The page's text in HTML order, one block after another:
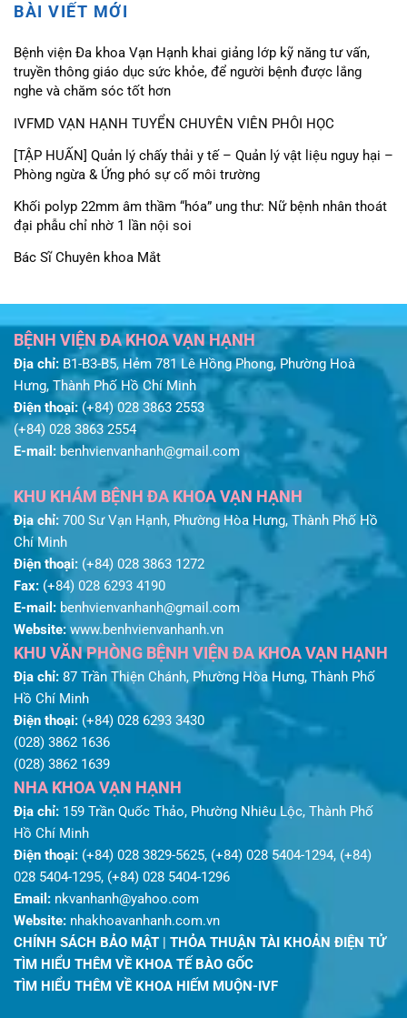
BÀI VIẾT MỚI
Bệnh viện Đa khoa Vạn Hạnh khai giảng lớp kỹ năng tư vấn,
truyền thông giáo dục sức khỏe, để người bệnh được lắng
nghe và chăm sóc tốt hơn
IVFMD VẠN HẠNH TUYỂN CHUYÊN VIÊN PHÔI HỌC
[TẬP HUẤN] Quản lý chấy thải y tế – Quản lý vật liệu nguy hại –
Phòng ngừa & Ứng phó sự cố môi trường
Khối polyp 22mm âm thầm “hóa” ung thư: Nữ bệnh nhân thoát
đại phẫu chỉ nhờ 1 lần nội soi
Bác Sĩ Chuyên khoa Mắt
BỆNH VIỆN ĐA KHOA VẠN HẠNH
Địa chỉ: B1-B3-B5, Hẻm 781 Lê Hồng Phong, Phường Hoà
Hưng, Thành Phố Hồ Chí Minh
Điện thoại: (+84) 028 3863 2553
(+84) 028 3863 2554
E-mail: benhvienvanhanh@gmail.com
KHU KHÁM BỆNH ĐA KHOA VẠN HẠNH
Địa chỉ: 700 Sư Vạn Hạnh, Phường Hòa Hưng, Thành Phố Hồ
Chí Minh
Điện thoại: (+84) 028 3863 1272
Fax: (+84) 028 6293 4190
E-mail: benhvienvanhanh@gmail.com
Website:www.benhvienvanhanh.vn
KHU VĂN PHÒNG BỆNH VIỆN ĐA KHOA VẠN HẠNH
Địa chỉ: 87 Trần Thiện Chánh, Phường Hòa Hưng, Thành Phố
Hồ Chí Minh
Điện thoại: (+84) 028 6293 3430
(028) 3862 1636
(028) 3862 1639
NHA KHOA VẠN HẠNH
Địa chỉ: 159 Trần Quốc Thảo, Phường Nhiêu Lộc, Thành Phố
Hồ Chí Minh
Điện thoại: (+84) 028 3829-5625, (+84) 028 5404-1294, (+84)
028 5404-1295, (+84) 028 5404-1296
Email: nkvanhanh@yahoo.com
Website: nhakhoavanhanh.com.vn
CHÍNH SÁCH BẢO MẬT
THỎA THUẬN TÀI KHOẢN ĐIỆN TỬ
TÌM HIỂU THÊM VỀ KHOA TẾ BÀO GỐC
TÌM HIỂU THÊM VỀ KHOA HIẾM MUỘN-IVF